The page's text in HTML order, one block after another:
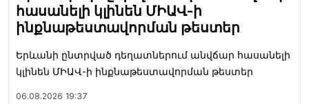
հասանելի կլինեն ՄԻԱՎ-ի
ինքնաթեստավորման թեստեր
Երևանի ընտրված դեղատներում անվճար հասանելի
կլինեն ՄԻԱՎ-ի ինքնաթեստավորման թեստեր
06.08.2026 19:37